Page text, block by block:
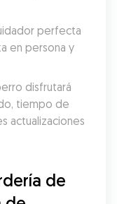
perfecta
en persona y
disfrutará
tiempo de
actualizaciones
de